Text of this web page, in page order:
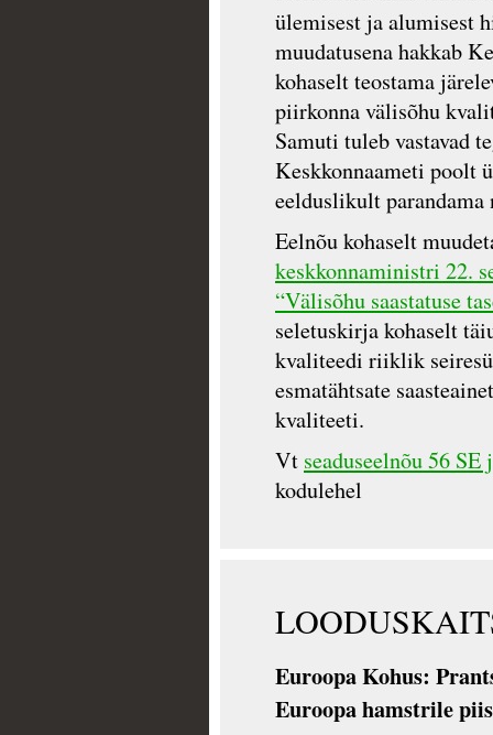
ülemisest ja alumisest
muudatusena hakkab
kohaselt teostama
piirkonna välisõhu
Samuti tuleb vastavad
Keskkonnaameti poolt
eelduslikult parandama
Eelnõu kohaselt
keskkonnaministri 22.
“Välisõhu saastatuse
seletuskirja kohaselt
kvaliteedi riiklik
esmatähtsate
kvaliteeti.
Vt seaduseelnõu 56
kodulehel
Euroopa Kohus:
Euroopa hamstrile